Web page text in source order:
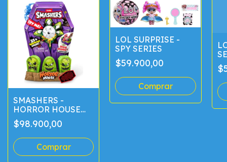
SMASHERS -
HORROR HOUSE
LARGE
$98.900,00
LOL SURPRISE -
SPY SERIES
$59.900,00